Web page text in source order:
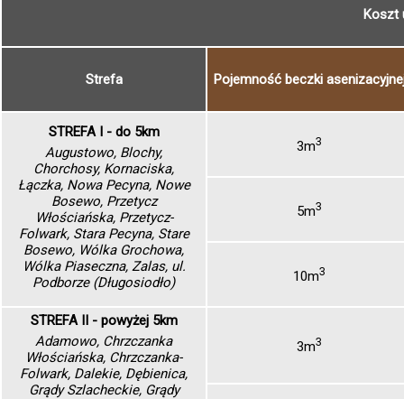
Koszt
Strefa Pojemność beczki
STREFA I - do 5km
Augustowo, Blochy,
Chorchosy, Kornaciska,
Łączka, Nowa Pecyna, Nowe
Bosewo, Przetycz
Włościańska, Przetycz-
Folwark, Stara Pecyna, Stare
Bosewo, Wólka Grochowa,
Wólka Piaseczna, Zalas, ul.
Podborze (Długosiodło)
3m3
5m3
10m3
STREFA II - powyżej 5km
Adamowo, Chrzczanka
Włościańska, Chrzczanka-
Folwark, Dalekie, Dębienica,
Grądy Szlacheckie, Grądy
3m3